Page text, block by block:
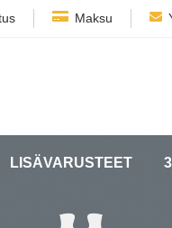
Maksu
LISÄVARUSTEET